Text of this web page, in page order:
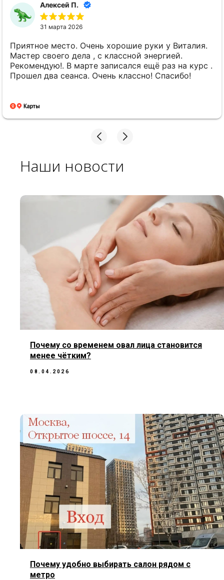
Алексей П.
31 марта 2026
Приятное место. Очень хорошие руки у Виталия.
Мастер своего дела , с классной энергией.
Рекомендую!. В марте записался ещё раз на курс .
Прошел два сеанса. Очень классно! Спасибо!
Наши новости
Почему со временем овал лица становится
менее чётким?
08.04.2026
Почему удобно выбирать салон рядом с
метро